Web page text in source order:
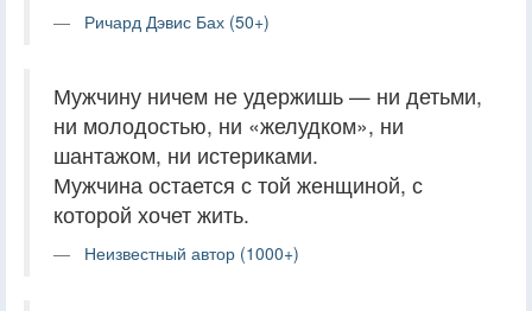
Ричард Дэвис Бах (50+)
Мужчину ничем не удержишь — ни детьми,
ни молодостью, ни «желудком», ни
шантажом, ни истериками.
Мужчина остается с той женщиной, с
которой хочет жить.
Неизвестный автор (1000+)